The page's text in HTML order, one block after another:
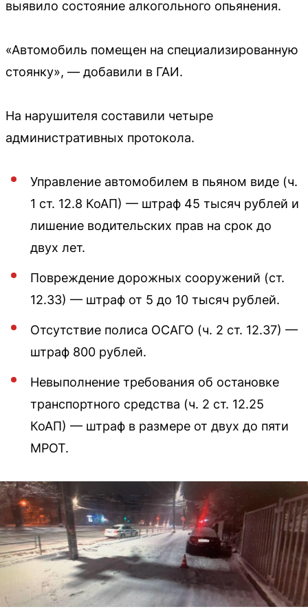
выявило состояние алкогольного опьянения.
«Автомобиль помещен на специализированную
стоянку», — добавили в ГАИ.
На нарушителя составили четыре
административных протокола.
Управление автомобилем в пьяном виде (ч.
1 ст. 12.8 КоАП) — штраф 45 тысяч рублей и
лишение водительских прав на срок до
двух лет.
Повреждение дорожных сооружений (ст.
12.33) — штраф от 5 до 10 тысяч рублей.
Отсутствие полиса ОСАГО (ч. 2 ст. 12.37) —
штраф 800 рублей.
Невыполнение требования об остановке
транспортного средства (ч. 2 ст. 12.25
КоАП) — штраф в размере от двух до пяти
МРОТ.